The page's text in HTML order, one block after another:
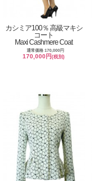
カシミア100％ 高級マキシ
コート
Maxi Cashmere Coat
通常価格 170,000円
170,000円(税別)